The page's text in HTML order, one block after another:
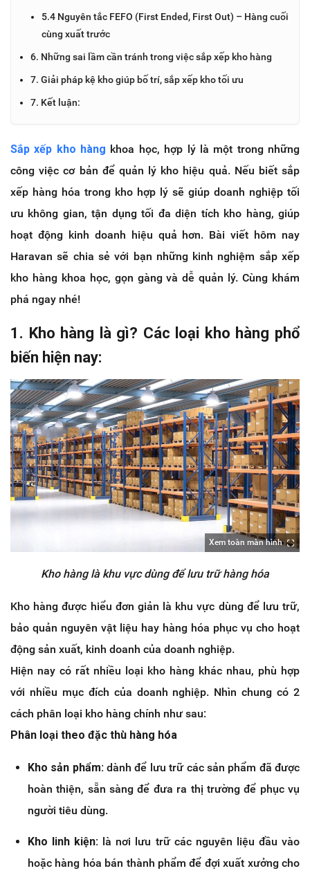
5.4 Nguyên tắc FEFO (First Ended, First Out) – Hàng cuối
cùng xuất trước
6. Những sai lầm cần tránh trong việc sắp xếp kho hàng
7. Giải pháp kệ kho giúp bố trí, sắp xếp kho tối ưu
7. Kết luận:
Sắp xếp kho hàng khoa học, hợp lý là một trong những
công việc cơ bản để quản lý kho hiệu quả. Nếu biết sắp
xếp hàng hóa trong kho hợp lý sẽ giúp doanh nghiệp tối
ưu không gian, tận dụng tối đa diện tích kho hàng, giúp
hoạt động kinh doanh hiệu quả hơn. Bài viết hôm nay
Haravan sẽ chia sẻ với bạn những kinh nghiệm sắp xếp
kho hàng khoa học, gọn gàng và dễ quản lý. Cùng khám
phá ngay nhé!
1. Kho hàng là gì? Các loại kho hàng phổ
biến hiện nay:
Xem toàn màn hình
Kho hàng là khu vực dùng để lưu trữ hàng hóa
Kho hàng được hiểu đơn giản là khu vực dùng để lưu trữ,
bảo quản nguyên vật liệu hay hàng hóa phục vụ cho hoạt
động sản xuất, kinh doanh của doanh nghiệp.
Hiện nay có rất nhiều loại kho hàng khác nhau, phù hợp
với nhiều mục đích của doanh nghiệp. Nhìn chung có 2
cách phân loại kho hàng chính như sau:
Phân loại theo đặc thù hàng hóa
Kho sản phẩm:dành để lưu trữ các sản phẩm đã được
hoàn thiện, sẵn sàng để đưa ra thị trường để phục vụ
người tiêu dùng.
Kho linh kiện: là nơi lưu trữ các nguyên liệu đầu vào
hoặc hàng hóa bán thành phẩm để đợi xuất xưởng cho